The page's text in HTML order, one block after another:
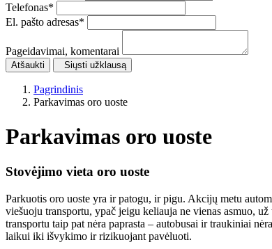
Telefonas*
El. pašto adresas*
Pageidavimai, komentarai
Atšaukti Siųsti užklausą
Pagrindinis
Parkavimas oro uoste
Parkavimas oro uoste
Stovėjimo vieta oro uoste
Parkuotis oro uoste yra ir patogu, ir pigu. Akcijų metu
viešuoju transportu, ypač jeigu keliauja ne vienas asmuo,
transportu taip pat nėra paprasta – autobusai ir traukiniai
laikui iki išvykimo ir rizikuojant pavėluoti.